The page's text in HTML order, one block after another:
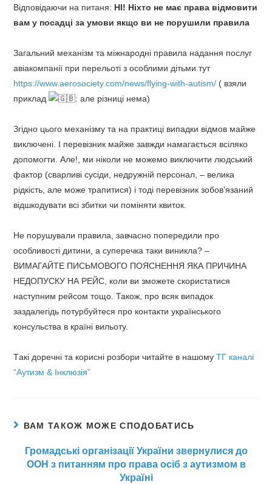
Відповідаючи на питаня: НІ! Ніхто не має права відмовити
вам у посадці за умови якщо ви не порушили правила
Загальний механізм та міжнародні правила надання послуг
авіакомпанії при перельоті з особлими дітьми тут
https://www.aerosociety.com/news/flying-with-autism/ ( взяли
приклад
: але різниці нема)
Згідно цього механізму та на практиці випадки відмов майже
виключені. І перевізник майже завжди намагається всіляко
допомогти. Але!, ми ніколи не можемо виключити людський
фактор (сварливі сусіди, недружній персонал, – велика
рідкість, але може трапитися) і тоді перевізник зобов’язаний
відшкодувати всі збитки чи поміняти квиток.
Не порушували правила, завчасно попередили про
особливості дитини, а суперечка таки виникла? –
ВИМАГАЙТЕ ПИСЬМОВОГО ПОЯСНЕННЯ ЯКА ПРИЧИНА
НЕДОПУСКУ НА РЕЙС, коли ви зможете скористатися
наступним рейсом тощо. Також, про всяк випадок
заздалегідь потурбуйтеся про контакти українського
консульства в країні вильоту.
Тaкі доречні та корисні розбори читайте в нашомуТГ каналі
“Аутизм & Інклюзія”
ВАМ ТАКОЖ МОЖЕ СПОДОБАТИСЬ
Громадські організації України звернулися до
ООН з питанням про права осіб з аутизмом в
Україні